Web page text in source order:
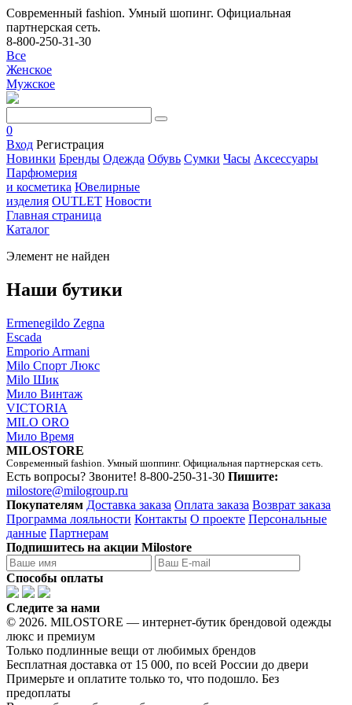
Современный fashion. Умный шопинг. Официальная
партнерская сеть.
8-800-250-31-30
Все
Женское
Мужское
0
Вход Регистрация
Новинки Бренды Одежда Обувь Сумки Часы Аксессуары
Парфюмерия
и косметика Ювелирные
изделия OUTLET Новости
Главная страница
Каталог
Элемент не найден
Наши бутики
Ermenegildo Zegna
Escada
Emporio Armani
Milo Спорт Люкс
Milo Шик
Мило Винтаж
VICTORIA
MILO ORO
Мило Время
MILOSTORE
Современный fashion. Умный шоппинг. Официальная партнерская сеть.
Есть вопросы? Звоните! 8-800-250-31-30 Пишите:
milostore@milogroup.ru
Покупателям Доставка заказа Оплата заказа Возврат заказа
Программа лояльности Контакты О проекте Персональные
данные Партнерам
Подпишитесь на акции Milostore
Способы оплаты
Следите за нами
© 2026. MILOSTORE — интернет-бутик брендовой одежды
люкс и премиум
Только подлинные вещи от любимых брендов
Бесплатная доставка от 15 000, по всей России до двери
Примерьте и оплатите только то, что подошло. Без
предоплаты